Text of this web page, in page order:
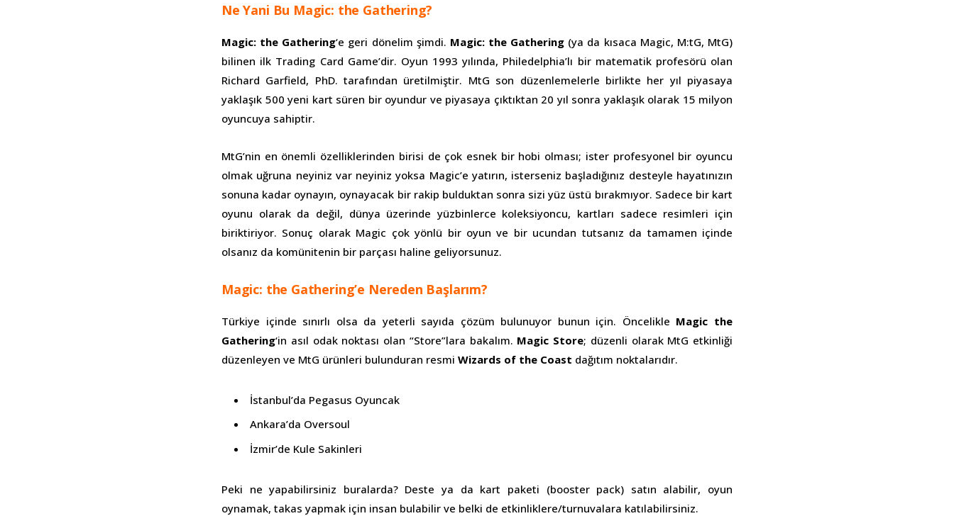
Ne Yani Bu Magic: the Gathering?
Magic: the Gathering‘e geri dönelim şimdi. Magic: the Gathering (ya da kısaca Magic, M:tG, MtG)
bilinen ilk Trading Card Game’dir. Oyun 1993 yılında, Philedelphia’lı bir matematik profesörü olan
Richard Garfield, PhD. tarafından üretilmiştir. MtG son düzenlemelerle birlikte her yıl piyasaya
yaklaşık 500 yeni kart süren bir oyundur ve piyasaya çıktıktan 20 yıl sonra yaklaşık olarak 15 milyon
oyuncuya sahiptir.
MtG’nin en önemli özelliklerinden birisi de çok esnek bir hobi olması; ister profesyonel bir oyuncu
olmak uğruna neyiniz var neyiniz yoksa Magic’e yatırın, isterseniz başladığınız desteyle hayatınızın
sonuna kadar oynayın, oynayacak bir rakip bulduktan sonra sizi yüz üstü bırakmıyor. Sadece bir kart
oyunu olarak da değil, dünya üzerinde yüzbinlerce koleksiyoncu, kartları sadece resimleri için
biriktiriyor. Sonuç olarak Magic çok yönlü bir oyun ve bir ucundan tutsanız da tamamen içinde
olsanız da komünitenin bir parçası haline geliyorsunuz.
Magic: the Gathering’e Nereden Başlarım?
Türkiye içinde sınırlı olsa da yeterli sayıda çözüm bulunuyor bunun için. Öncelikle Magic the
Gathering‘in asıl odak noktası olan “Store”lara bakalım. Magic Store; düzenli olarak MtG etkinliği
düzenleyen ve MtG ürünleri bulunduran resmi Wizards of the Coast dağıtım noktalarıdır.
İstanbul’da Pegasus Oyuncak
Ankara’da Oversoul
İzmir’de Kule Sakinleri
Peki ne yapabilirsiniz buralarda? Deste ya da kart paketi (booster pack) satın alabilir, oyun
oynamak, takas yapmak için insan bulabilir ve belki de etkinliklere/turnuvalara katılabilirsiniz.